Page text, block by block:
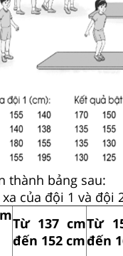
thành bảng sau:
của đội 1 và đội
Từ 137 cm
đến 152 cm
Từ
đến